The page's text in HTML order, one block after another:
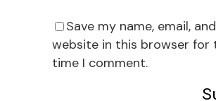
Save my name, email, and
website in this browser for
time I comment.